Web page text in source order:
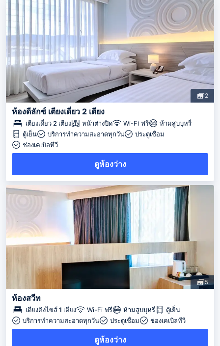
2
ห้องดีลักซ์ เตียงเดี่ยว 2 เตียง
เตียงเดี่ยว 2 เตียง หน้าต่างปิด Wi-Fi ฟรี
ห้ามสูบบุหรี่
ตู้เย็น
บริการทำความสะอาดทุกวัน
ประตูเชื่อม
ช่องเคเบิลทีวี
ดูห้องว่าง
5
ห้องสวีท
เตียงคิงไซส์ 1 เตียง Wi-Fi ฟรี ห้ามสูบบุหรี่
ตู้เย็น
บริการทำความสะอาดทุกวัน
ประตูเชื่อม ช่องเคเบิลทีวี
ดูห้องว่าง